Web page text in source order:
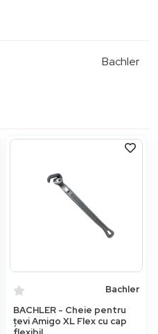
Bachler
Bachler
BACHLER - Cheie pentru
țevi Amigo XL Flex cu cap